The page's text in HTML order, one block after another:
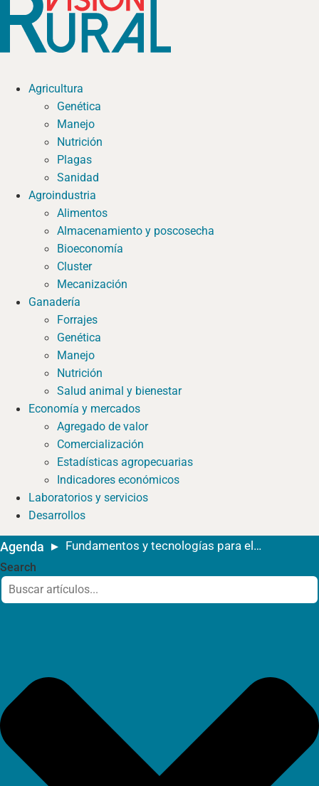
Agricultura
Genética
Manejo
Nutrición
Plagas
Sanidad
Agroindustria
Alimentos
Almacenamiento y poscosecha
Bioeconomía
Cluster
Mecanización
Ganadería
Forrajes
Genética
Manejo
Nutrición
Salud animal y bienestar
Economía y mercados
Agregado de valor
Comercialización
Estadísticas agropecuarias
Indicadores económicos
Laboratorios y servicios
Desarrollos
Agenda Fundamentos y tecnologías para el almacenamiento en silo bolsa
Search